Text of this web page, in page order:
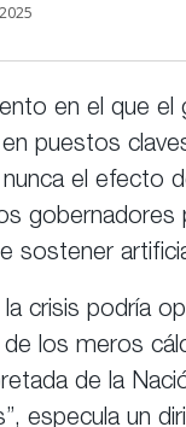
en el que el
puestos
el efecto
gobernadores
sostener
crisis podría
los meros
de la
especula un